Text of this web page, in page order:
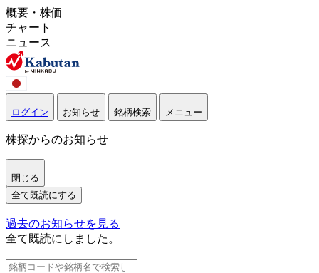
概要・株価
チャート
ニュース
ログイン お知らせ 銘柄検索 メニュー
株探からのお知らせ
閉じる
全て既読にする
過去のお知らせを見る
全て既読にしました。